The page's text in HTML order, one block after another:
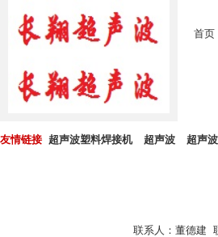
首页
友情链接 超声波塑料焊接机 超声波 超声
联系人：董德建